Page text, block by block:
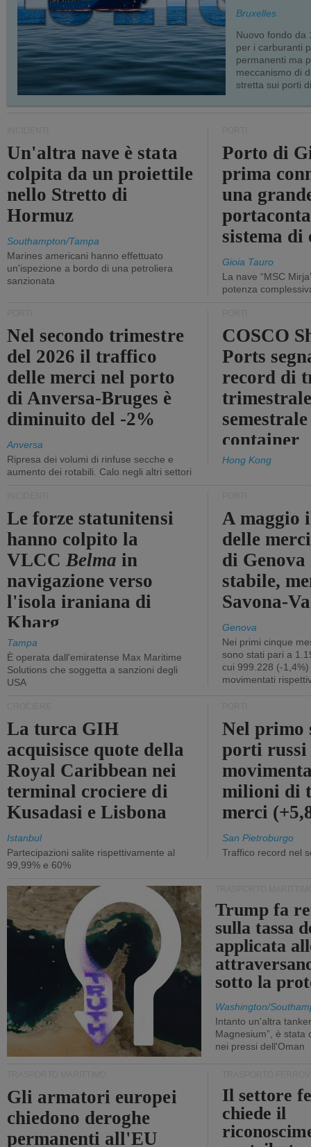
Bruxelles
Nuovo fondo da
per i carburanti
permanenti ma
meccanismo di
stretta sui porti
Un'altra nave è stata
colpita da un proiettile
nello Stretto di
Hormuz
Southampton/Tampa
Marines americani hanno effettuato
un'ispezione a bordo di una petroliera
sanzionata
Porto di
prima
una
sistema
Gioia Tauro
La nave “MSC
potenza
Nel secondo trimestre
del 2026 il traffico
delle merci nel porto
di Anversa-Bruges è
diminuito del -2%
Anversa
Ripresa dei volumi di rinfuse secche e
aumento dei rotabili. Calo negli altri settori
COSCO
Ports
record di
container
Hong Kong
Le forze statunitensi
hanno colpito la
VLCCBelma in
navigazione verso
l'isola iraniana di
Kharg
Tampa
È operata dall'emiratense Max Maritime
Solutions che soggetta a sanzioni degli
USA
A maggio
delle
di
stabile,
Savona-
Genova
Nei primi cinque
sono stati pari a
cui 999.228 (-
movimentati
La turca GIH
acquisisce quote della
Royal Caribbean nei
terminal crociere di
Kusadasi e Lisbona
Istanbul
Partecipazioni salite rispettivamente al
99,99% e 60%
Nel primo
porti russi
milioni di
merci
San Pietroburgo
Traffico record nel
Trump fa
sulla tassa
applicata
sotto la
Washington/
Intanto un'altra
Magnesium”, è stata
nei pressi dell'Oman
Gli armatori europei
chiedono deroghe
permanenti all'EU
Il settore
chiede il